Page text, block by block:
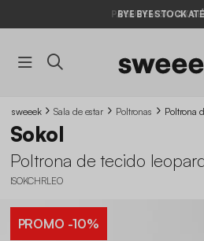
BYE BYE STOCK
sweeek Sala de estar Poltronas Poltrona
Sokol
Poltrona de tecido
ISOKCHRLEO
PROMO -10%